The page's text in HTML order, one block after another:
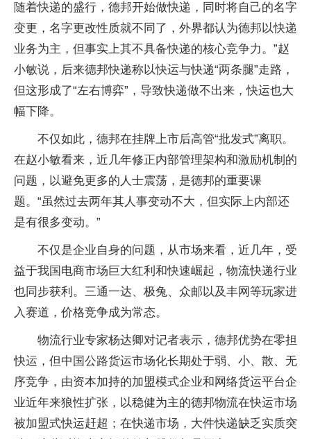
随着快递的盛行，德邦开始做快递，同时将自己的名字
变更，名字更改性质就不同了，外界都认为德邦以快递
业务为主，但事实上其不具备快递的核心竞争力。”赵
小敏说，后来德邦快递称以快运与快递“两条腿”走路，
但这形成了“左右博弈”，导致快递做不出来，快运也大
幅下降。
不仅如此，德邦在挂牌上市后高管“批发式”离职。
在赵小敏看来，近几年修正内部管理架构和激励机制的
问题，以避免更多的人士震荡，是德邦的重要课
题。“虽然过去两年其人事变动不大，但实际上内部还
是有很多变动。”
不仅是企业自身的问题，从市场来看，近几年，受
益于我国电商市场巨大红利和快速崛起，物流快递行业
也同步获利。三通一达、极兔、众邮以及丰网等玩家进
入赛道，价格竞争成为常态。
物流行业专家杨达卿对记者表示，德邦优势在零担
快运，但中国公路货运市场化长期处于弱、小、散、无
序竞争，由资本加持的加盟模式企业和网络货运平台企
业近年来狼性扩张，以稳健为主的德邦物流在快运市场
被加盟式快运赶超；在快递市场，大件快递缺乏实质突